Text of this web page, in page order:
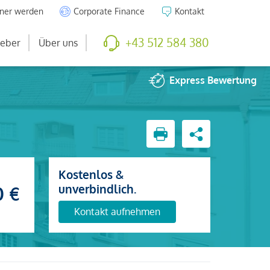
werden Corporate Finance Kontakt
Über uns +43 512 584 380
Express Bewertung
€
Kostenlos &
unverbindlich.
Kontakt aufnehmen